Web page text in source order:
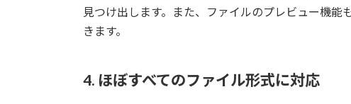
見つけ出します。また、ファイルのプレビュー機
きます。
4. ほぼすべてのファイル形式に対応